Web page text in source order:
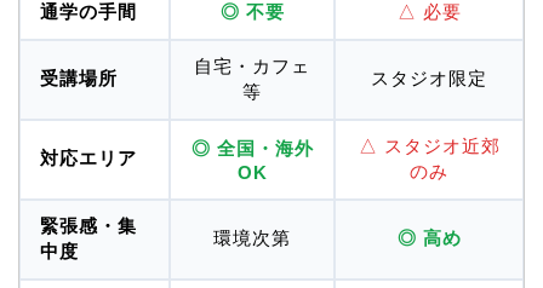
通学の手間 ◎ 不要 △ 必要
受講場所
自宅・カフェ
等
スタジオ限定
対応エリア
◎ 全国・海外
OK
△ スタジオ近郊
のみ
緊張感・集
中度
環境次第 ◎ 高め